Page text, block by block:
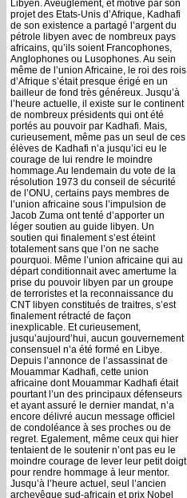
Libyen. Aveuglement, et motivé par son
projet des Etats-Unis d’Afrique, Kadhafi
de son existence a partagé l’argent du
pétrole libyen avec de nombreux pays
africains, qu’ils soient Francophones,
Anglophones ou Lusophones. Au sein
même de l’union Africaine, le roi des rois
d’Afrique s’était presque érigé en un
bailleur de fond très généreux. Jusqu’à
l’heure actuelle, il existe sur le continent
de nombreux présidents qui ont été
portés au pouvoir par Kadhafi. Mais,
curieusement, même pas un seul de ces
élèves de Kadhafi n’a jusqu’ici eu le
courage de lui rendre le moindre
hommage.Au lendemain du vote de la
résolution 1973 du conseil de sécurité
de l’ONU, certains pays membres de
l’union africaine sous l’impulsion de
Jacob Zuma ont tenté d’apporter un
léger soutien au guide libyen. Un
soutien qui finalement s’est éteint
totalement sans que l’on ne sache
pourquoi. Même l’union africaine qui au
départ conditionnait avec amertume la
prise du pouvoir libyen par un groupe
de terroristes et la reconnaissance du
CNT libyen constitués de traitres, s’est
finalement rétracté de façon
inexplicable. Et curieusement,
jusqu’aujourd’hui, aucun gouvernement
consensuel n’a été formé en Libye.
Depuis l’annonce de l’assassinat de
Mouammar Kadhafi, cette union
africaine dont Mouammar Kadhafi était
pourtant l’un des principaux défenseurs
et ayant assuré le dernier mandat, n’a
encore délivré aucun message officiel
de condoléance à ses proches ou de
regret. Egalement, même ceux qui hier
tentaient de le soutenir n’ont pas eu le
moindre courage de lever leur petit doigt
pour rendre hommage à leur mentor.
Jusqu’à l’heure actuel, seul l’ancien
archevêque sud-africain et prix Nobel